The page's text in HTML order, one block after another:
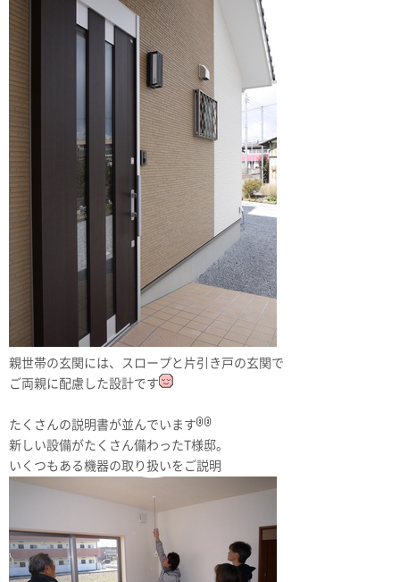
親世帯の玄関には、スロープと片引き戸の玄関で
ご両親に配慮した設計です
たくさんの説明書が並んでいます
新しい設備がたくさん備わったT様邸。
いくつもある機器の取り扱いをご説明